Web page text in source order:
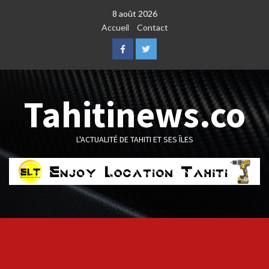
8 août 2026
Accueil
Contact
FacebookTwitter
Tahitinews.co
L'ACTUALITÉ DE TAHITI ET SES ÎLES